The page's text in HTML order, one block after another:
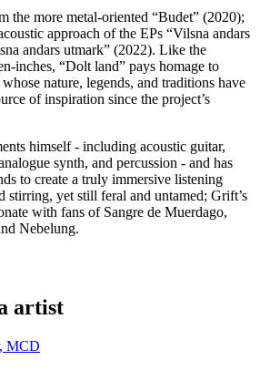
the more metal-oriented “Budet” (2020);
approach of the EPs “Vilsna andars
andars utmark” (2022). Like the
inches, “Dolt land” pays homage to
nature, legends, and traditions have
of inspiration since the project’s
himself - including acoustic guitar,
synth, and percussion - and has
to create a truly immersive listening
stirring, yet still feral and untamed; Grift’s
with fans of Sangre de Muerdago,
Nebelung.
artist